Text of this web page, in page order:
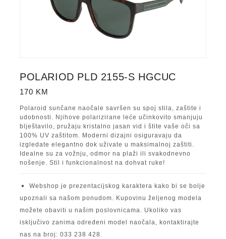
POLARIOD PLD 2155-S HGCUC
170 KM
Polaroid sunčane naočale savršen su spoj stila, zaštite i
udobnosti. Njihove polarizirane leće učinkovito smanjuju
blještavilo, pružaju kristalno jasan vid i štite vaše oči sa
100% UV zaštitom. Moderni dizajni osiguravaju da
izgledate elegantno dok uživate u maksimalnoj zaštiti.
Idealne su za vožnju, odmor na plaži ili svakodnevno
nošenje. Stil i funkcionalnost na dohvat ruke!
Webshop je prezentacijskog karaktera kako bi se bolje
upoznali sa našom ponudom. Kupovinu željenog modela
možete obaviti u našim poslovnicama. Ukoliko vas
isključivo zanima određeni model naočala, kontaktirajte
nas na broj: 033 238 428.